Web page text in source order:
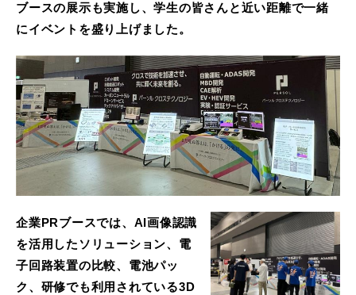
ブースの展示も実施し、学生の皆さんと近い距離で一緒
にイベントを盛り上げました。
企業PRブースでは、AI画像認識
を活用したソリューション、電
子回路装置の比較、電池パッ
ク、研修でも利用されている3D